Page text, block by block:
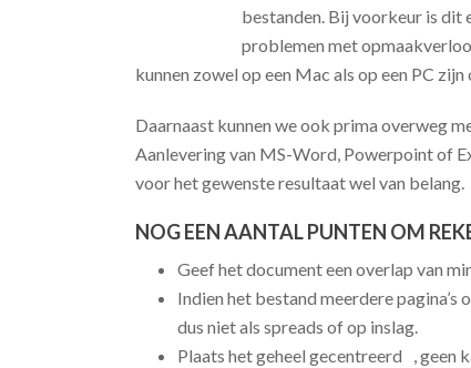
bestanden. Bij voorkeur is dit
problemen met
kunnen zowel op een Mac als op een PC
Daarnaast kunnen we ook prima overweg
Aanlevering van MS-Word, Powerpoint of
voor het gewenste resultaat wel van belang.
NOG EEN AANTAL PUNTEN OM
Geef het document een overlap van
Indien het bestand meerdere pagina’s
dus niet als spreads of op inslag.
Plaats het geheel gecentreerd , geen